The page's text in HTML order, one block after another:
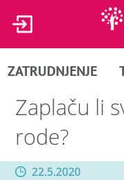
ZATRUDNJENJE
Zaplaču li
rode?
22.5.2020